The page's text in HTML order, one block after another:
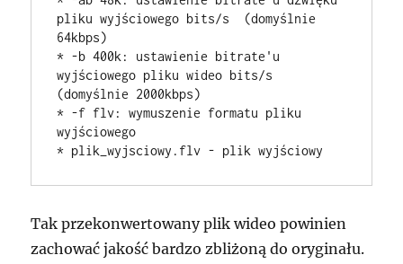
pliku wyjściowego bits/s  (domyślnie
64kbps)
* -b 400k: ustawienie bitrate'u
wyjściowego pliku wideo bits/s
(domyślnie 2000kbps)
* -f flv: wymuszenie formatu pliku
wyjściowego
Tak przekonwertowany plik wideo powinien
zachować jakość bardzo zbliżoną do oryginału.